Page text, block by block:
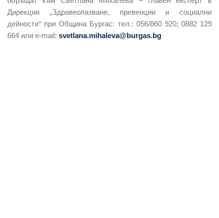
Дирекция „Здравеопазване, превенции и социални
дейности“ при Община Бургас: тел.: 056/860 920; 0882 129
664 или e-mail: svetlana.mihaleva@burgas.bg